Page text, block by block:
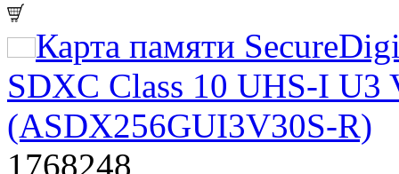
Карта памяти
SDXC Class 10 UHS-I U3
(ASDX256GUI3V30S-R)
1768248